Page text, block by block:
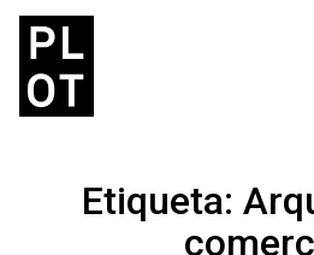
Etiqueta: